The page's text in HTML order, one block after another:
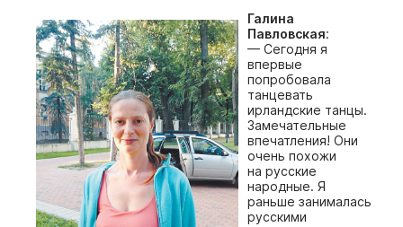
Галина
Павловская:
— Сегодня я
впервые
попробовала
танцевать
ирландские танцы.
Замечательные
впечатления! Они
очень похожи
на русские
народные. Я
раньше занималась
русскими